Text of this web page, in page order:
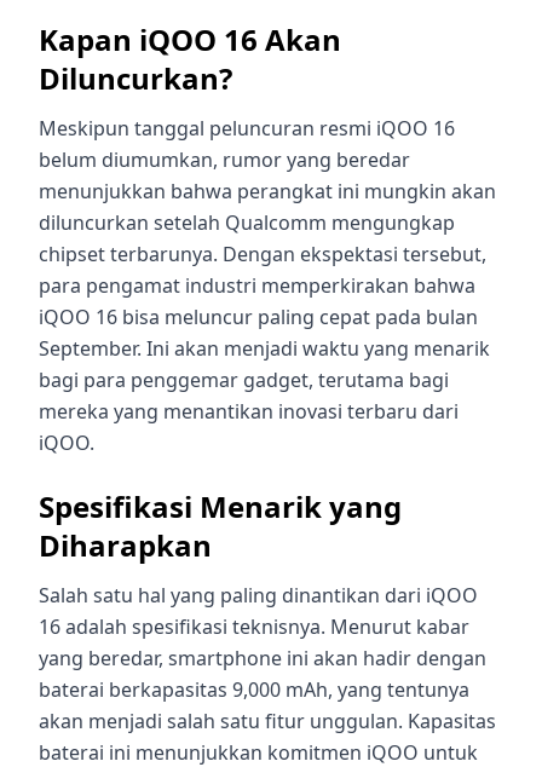
Kapan iQOO 16 Akan
Diluncurkan?
Meskipun tanggal peluncuran resmi iQOO 16
belum diumumkan, rumor yang beredar
menunjukkan bahwa perangkat ini mungkin akan
diluncurkan setelah Qualcomm mengungkap
chipset terbarunya. Dengan ekspektasi tersebut,
para pengamat industri memperkirakan bahwa
iQOO 16 bisa meluncur paling cepat pada bulan
September. Ini akan menjadi waktu yang menarik
bagi para penggemar gadget, terutama bagi
mereka yang menantikan inovasi terbaru dari
iQOO.
Spesifikasi Menarik yang
Diharapkan
Salah satu hal yang paling dinantikan dari iQOO
16 adalah spesifikasi teknisnya. Menurut kabar
yang beredar, smartphone ini akan hadir dengan
baterai berkapasitas 9,000 mAh, yang tentunya
akan menjadi salah satu fitur unggulan. Kapasitas
baterai ini menunjukkan komitmen iQOO untuk